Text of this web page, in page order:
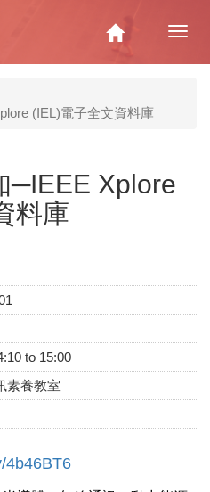
Home
(IEL)電子全文資料庫
─IEEE Xplore
料庫
to 15:00
素養教室
4b46BT6